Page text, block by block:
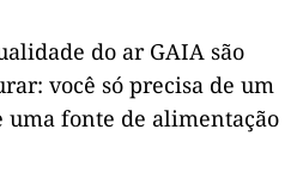
do ar GAIA são
você só precisa de um
uma fonte de alimentação